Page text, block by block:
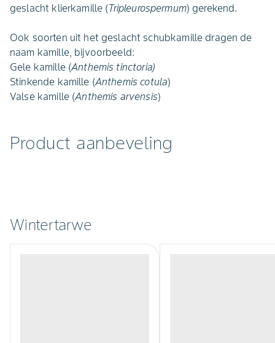
geslacht klierkamille (Tripleurospermum) gerekend.
Ook soorten uit het geslacht schubkamille dragen de
naam kamille, bijvoorbeeld:
Gele kamille (Anthemis tinctoria)
Stinkende kamille (Anthemis cotula)
Valse kamille (Anthemis arvensis)
Product aanbeveling
Wintertarwe